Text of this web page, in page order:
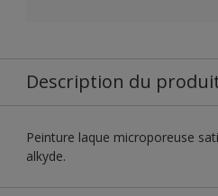
Description du
Peinture laque microporeuse
alkyde.